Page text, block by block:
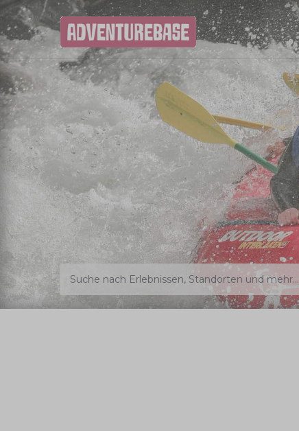
Suche nach Erlebnissen, Standorten und mehr...